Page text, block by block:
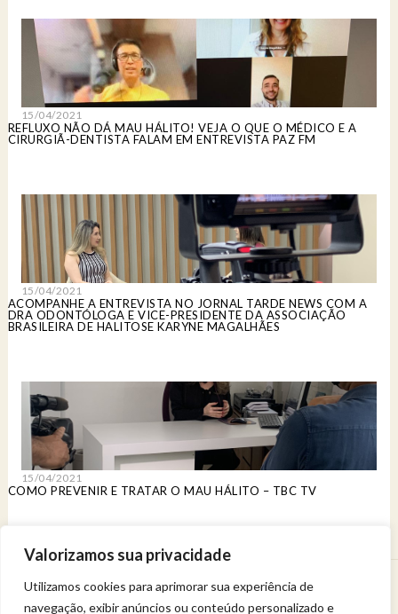
Valorizamos sua privacidade
Utilizamos cookies para aprimorar sua experiência de
navegação, exibir anúncios ou conteúdo personalizado e
15/04/2021
REFLUXO NÃO DÁ MAU HÁLITO! VEJA O QUE O MÉDICO E A
CIRURGIÃ-DENTISTA FALAM EM ENTREVISTA PAZ FM
15/04/2021
ACOMPANHE A ENTREVISTA NO JORNAL TARDE NEWS COM A
DRA ODONTÓLOGA E VICE-PRESIDENTE DA ASSOCIAÇÃO
BRASILEIRA DE HALITOSE KARYNE MAGALHÃES
15/04/2021
COMO PREVENIR E TRATAR O MAU HÁLITO – TBC TV
Venha viver uma experiência de bem-estar.
Entregue a sua saúde a uma profissional qualificada.